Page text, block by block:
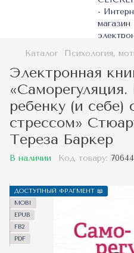
Каталог Психология,
Электронная
ребенку (и себе)
стрессом»
Тереза Баркер
В наличии Код товару:
ДОСТУПНЫЙ ФРАГМЕНТ 📖
MOBI
EPUB
FB2
PDF